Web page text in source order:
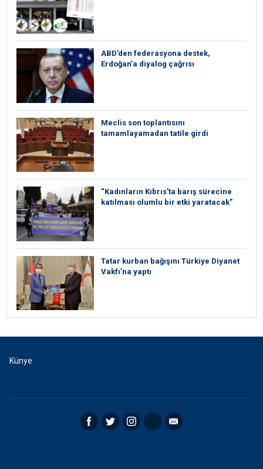
ABD’den federasyona destek,
Erdoğan’a diyalog çağrısı
Meclis son toplantısını
tamamlayamadan tatile girdi
“Kadınların Kıbrıs’ta barış sürecine
katılması olumlu bir etki yaratacak”
Tatar kurban bağışını Türkiye Diyanet
Vakfı’na yaptı
Künye
Facebook Twitter Instagram RSS